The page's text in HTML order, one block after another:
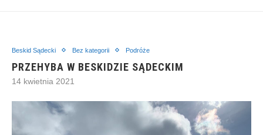
Beskid Sądecki Bez kategorii Podróże
PRZEHYBA W BESKIDZIE SĄDECKIM
14 kwietnia 2021